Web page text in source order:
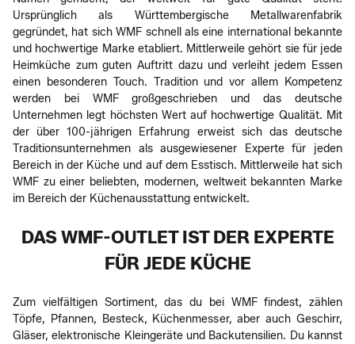
Ursprünglich als Württembergische Metallwarenfabrik
gegründet, hat sich WMF schnell als eine international bekannte
und hochwertige Marke etabliert. Mittlerweile gehört sie für jede
Heimküche zum guten Auftritt dazu und verleiht jedem Essen
einen besonderen Touch. Tradition und vor allem Kompetenz
werden bei WMF großgeschrieben und das deutsche
Unternehmen legt höchsten Wert auf hochwertige Qualität. Mit
der über 100-jährigen Erfahrung erweist sich das deutsche
Traditionsunternehmen als ausgewiesener Experte für jeden
Bereich in der Küche und auf dem Esstisch. Mittlerweile hat sich
WMF zu einer beliebten, modernen, weltweit bekannten Marke
im Bereich der Küchenausstattung entwickelt.
DAS WMF-OUTLET IST DER EXPERTE
FÜR JEDE KÜCHE
Zum vielfältigen Sortiment, das du bei WMF findest, zählen
Töpfe, Pfannen, Besteck, Küchenmesser, aber auch Geschirr,
Gläser, elektronische Kleingeräte und Backutensilien. Du kannst